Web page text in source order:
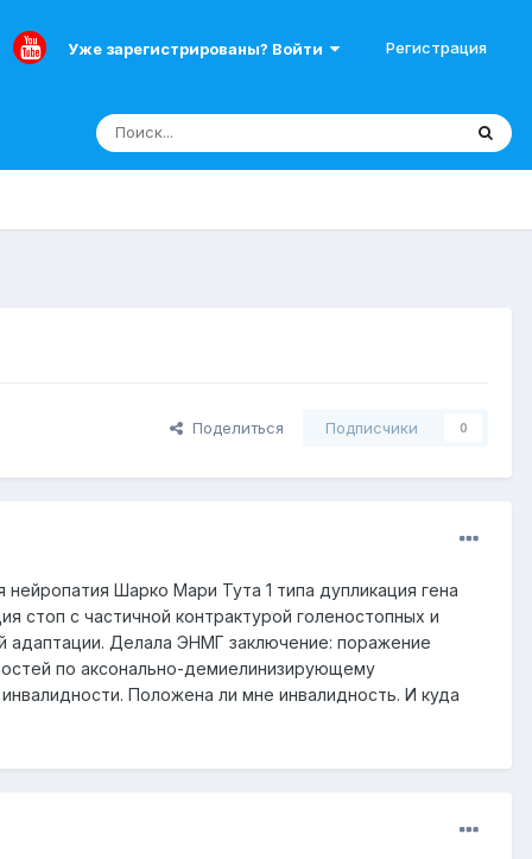
Уже зарегистрированы? Войти Регистрация
Поделиться Подписчики 0
Шарко Мари Тута 1 типа дупликация гена
стоп с частичной контрактурой голеностопных и
адаптации. Делала ЭНМГ заключение: поражение
по аксонально-демиелинизирующему
Положена ли мне инвалидность. И куда